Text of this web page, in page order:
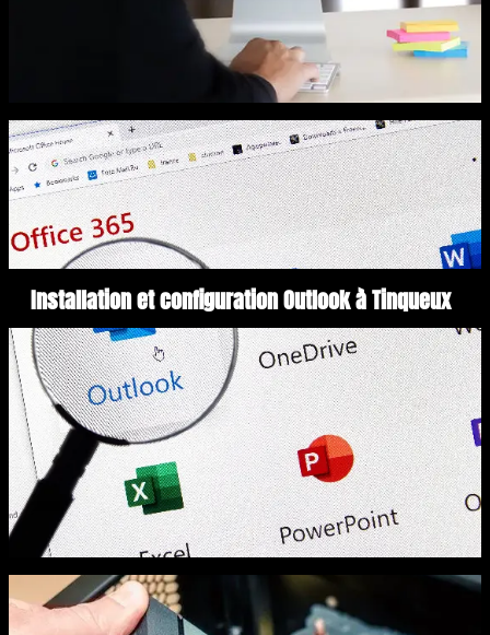
Installation et configuration Outlook à Tinqueux